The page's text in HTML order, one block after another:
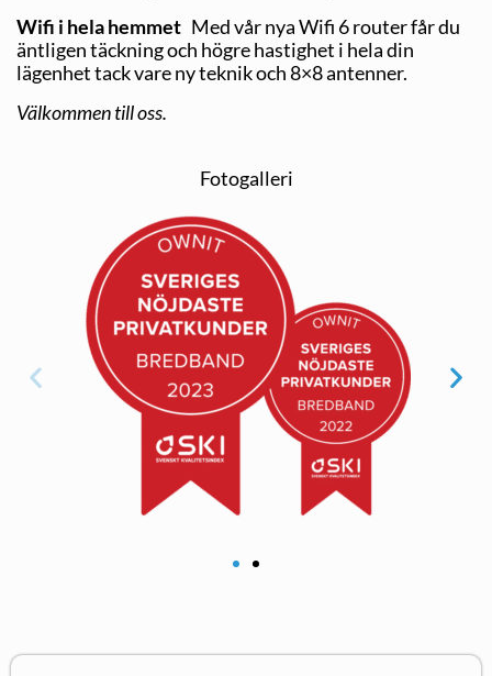
Wifi i hela hemmet Med vår nya Wifi 6 router får du
äntligen täckning och högre hastighet i hela din
lägenhet tack vare ny teknik och 8×8 antenner.
Välkommen till oss.
Fotogalleri